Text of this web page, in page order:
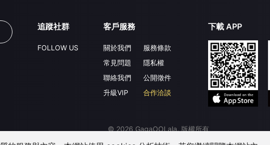
追蹤社群
FOLLOW US
客戶服務
關於我們
常見問題
聯絡我們
升級VIP
服務條款
隱私權
公開徵件
合作洽談
下載 APP
© 2026 GagaOOLala. 版權所有